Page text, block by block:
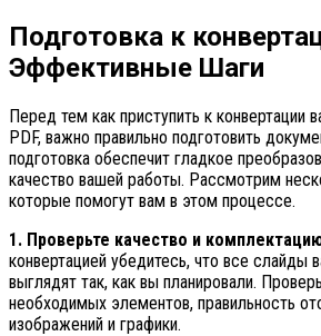
Подготовка к
Эффективные Шаги
Перед тем как приступить к конвертации
PDF, важно правильно подготовить
подготовка обеспечит гладкое
качество вашей работы. Рассмотрим
которые помогут вам в этом процессе.
1. Проверьте качество и
конвертацией убедитесь, что все слайды
выглядят так, как вы планировали.
необходимых элементов, правильность
изображений и графики.